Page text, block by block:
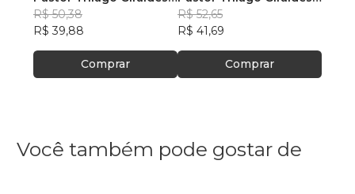
Sanchez
R$ 50,38
R$ 39,88
Comprar
Sanchez
R$ 52,65
R$ 41,69
Comprar
Você também pode gostar de